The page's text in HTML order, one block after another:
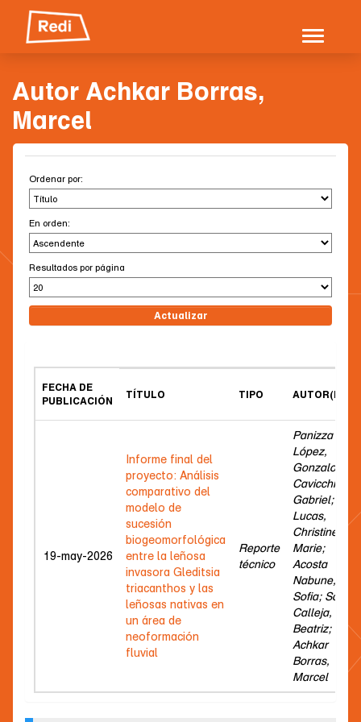
navigation
Autor Achkar Borras,
Marcel
Ordenar por:
En orden:
Resultados por página
FECHA DE
PUBLICACIÓN
TÍTULO TIPO AUTOR(ES)
19-may-2026
Informe final del
proyecto: Análisis
comparativo del
modelo de
sucesión
biogeomorfológica
entre la leñosa
invasora Gleditsia
triacanthos y las
leñosas nativas en
un área de
neoformación
fluvial
Reporte
técnico
Panizza
López,
Gonzalo;
Cavicchioli,
Gabriel;
Lucas,
Christine
Marie;
Acosta
Nabune,
Sofia; Sosa
Calleja,
Beatriz;
Achkar
Borras,
Marcel